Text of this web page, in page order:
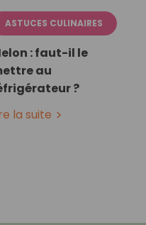
ASTUCES CULINAIRES
: faut-il le
au
?
la suite